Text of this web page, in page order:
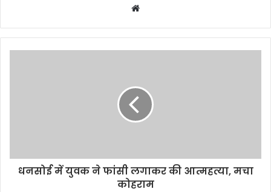
b
s
e
धनसोई में युवक ने फांसी लगाकर की आत्महत्या, मचा
कोहराम